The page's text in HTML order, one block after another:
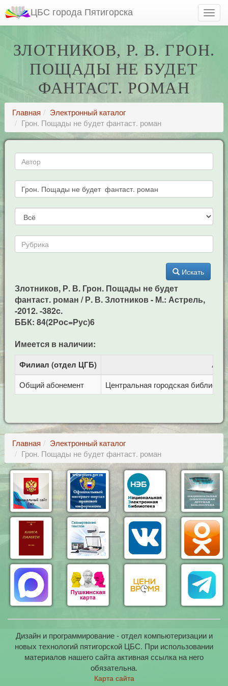
ЦБС города Пятигорска
ЗЛОТНИКОВ, Р. В. ГРОН.
ПОЩАДЫ НЕ БУДЕТ
ФАНТАСТ. РОМАН
Главная
Электронный каталог
Грон. Пощады не будет фантаст. роман
Искать
Злотников, Р. В. Грон. Пощады не будет
фантаст. роман / Р. В. Злотников - М.: Астрель,
-2012. -382c.
ББК: 84(2Рос=Рус)6
Имеется в наличии:
Филиал (отдел ЦГБ)
Общий абонемент Центральная городская
Главная
Электронный каталог
Грон. Пощады не будет фантаст. роман
Дизайн и программирование - отдел компьютеризации и
новых технологий пятигорской ЦБС. При использовании
материалов нашего сайта активная ссылка на него
обязательна.
Карта сайта